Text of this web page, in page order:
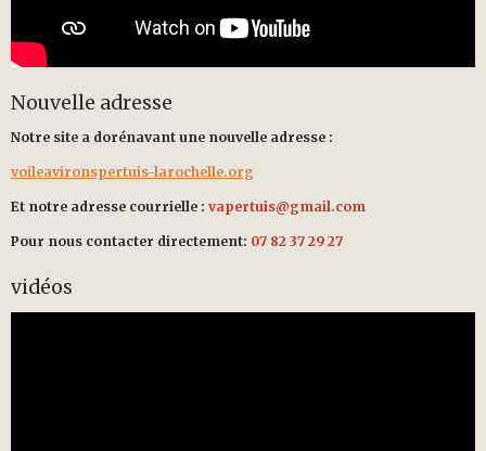
Nouvelle adresse
Notre site a dorénavant une nouvelle adresse :
voileavironspertuis-larochelle.org
Et notre adresse courrielle : vapertuis@gmail.com
Pour nous contacter directement: 07 82 37 29 27
vidéos